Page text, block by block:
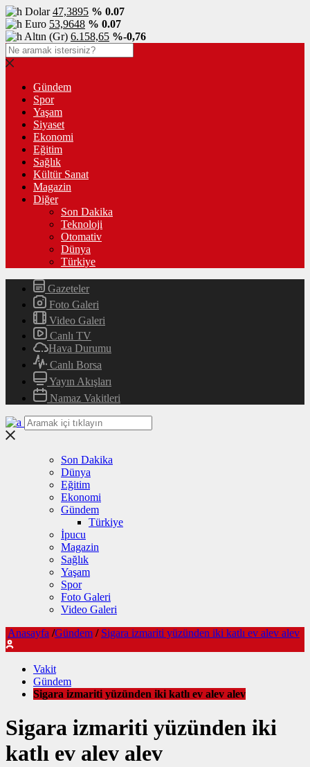
Dolar47,3895 % 0.07
Euro 53,9648 % 0.07
Altın (Gr) 6.158,65 %-0,76
Gündem
Spor
Yaşam
Siyaset
Ekonomi
Eğitim
Sağlık
Kültür Sanat
Magazin
Diğer
Son Dakika
Teknoloji
Otomativ
Dünya
Türkiye
Gazeteler
Foto Galeri
Video Galeri
Canlı TV
Hava Durumu
Canlı Borsa
Yayın Akışları
Namaz Vakitleri
Son Dakika
Dünya
Eğitim
Ekonomi
Gündem
Türkiye
İpucu
Magazin
Sağlık
Yaşam
Spor
Foto Galeri
Video Galeri
Anasayfa /Gündem / Sigara izmariti yüzünden iki katlı ev alev alev
Vakit
Gündem
Sigara izmariti yüzünden iki katlı ev alev alev
Sigara izmariti yüzünden iki
katlı ev alev alev